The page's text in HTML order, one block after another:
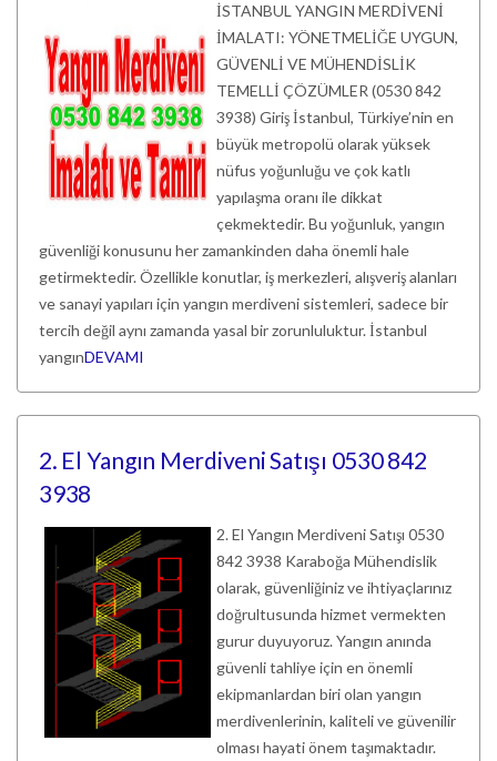
İSTANBUL YANGIN MERDİVENİ
İMALATI: YÖNETMELİĞE UYGUN,
GÜVENLİ VE MÜHENDİSLİK
TEMELLİ ÇÖZÜMLER (0530 842
3938) Giriş İstanbul, Türkiye’nin en
büyük metropolü olarak yüksek
nüfus yoğunluğu ve çok katlı
yapılaşma oranı ile dikkat
çekmektedir. Bu yoğunluk, yangın
güvenliği konusunu her zamankinden daha önemli hale
getirmektedir. Özellikle konutlar, iş merkezleri, alışveriş alanları
ve sanayi yapıları için yangın merdiveni sistemleri, sadece bir
tercih değil aynı zamanda yasal bir zorunluluktur. İstanbul
yangınDEVAMI
2. El Yangın Merdiveni Satışı 0530 842
3938
2. El Yangın Merdiveni Satışı 0530
842 3938 Karaboğa Mühendislik
olarak, güvenliğiniz ve ihtiyaçlarınız
doğrultusunda hizmet vermekten
gurur duyuyoruz. Yangın anında
güvenli tahliye için en önemli
ekipmanlardan biri olan yangın
merdivenlerinin, kaliteli ve güvenilir
olması hayati önem taşımaktadır.